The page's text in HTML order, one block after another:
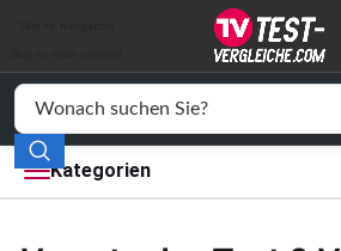
Kategorien
Elektronik
Freizeit